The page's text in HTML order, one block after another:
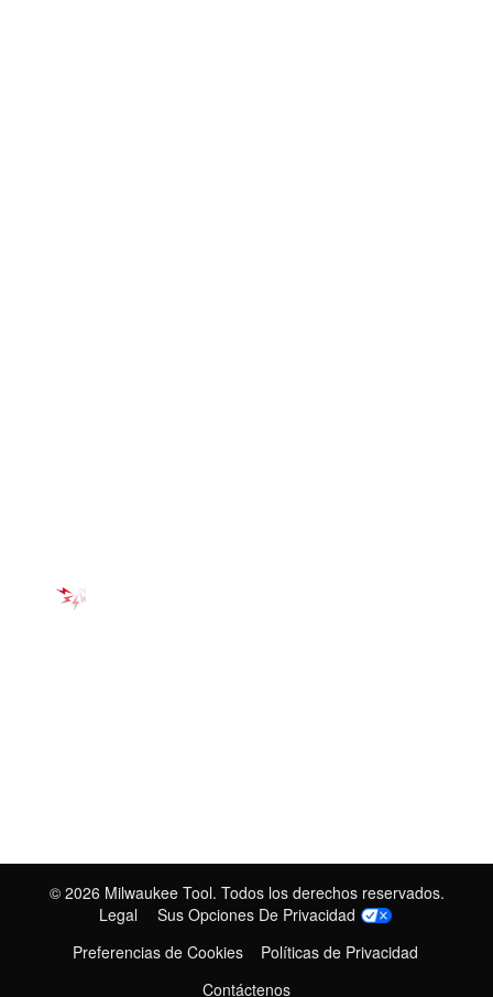
© 2026 Milwaukee Tool. Todos los derechos reservados.
Legal
Sus Opciones De Privacidad
Preferencias de Cookies
Políticas de Privacidad
Contáctenos